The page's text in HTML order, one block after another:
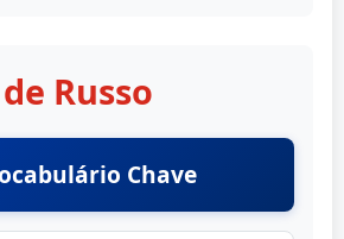
Russo
Chave